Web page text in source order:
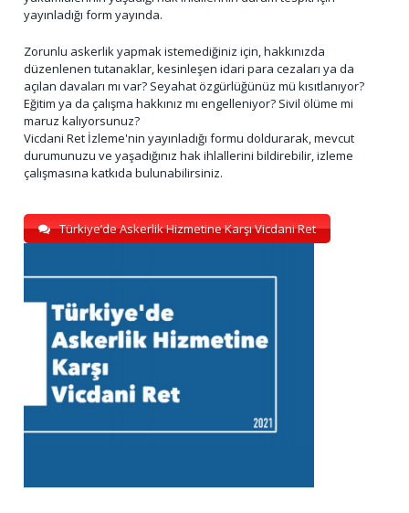
yayınladığı form yayında.
Zorunlu askerlik yapmak istemediğiniz için, hakkınızda
düzenlenen tutanaklar, kesinleşen idari para cezaları ya da
açılan davaları mı var? Seyahat özgürlüğünüz mü kısıtlanıyor?
Eğitim ya da çalışma hakkınız mı engelleniyor? Sivil ölüme mi
maruz kalıyorsunuz?
Vicdani Ret İzleme'nin yayınladığı formu doldurarak, mevcut
durumunuzu ve yaşadığınız hak ihlallerini bildirebilir, izleme
çalışmasına katkıda bulunabilirsiniz.
Türkiye’de Askerlik Hizmetine Karşı Vicdani Ret